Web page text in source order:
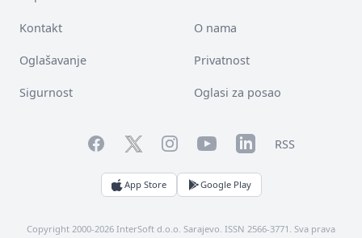
Kontakt O nama
Oglašavanje Privatnost
Sigurnost Oglasi za posao
FacebookTwitterInstagramYouTubeLinkedInRSS
App Store Google Play
Copyright 2000-2026 InterSoft d.o.o. Sarajevo. ISSN 2566-3771. Sva prava